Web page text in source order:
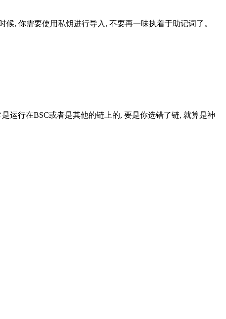
, 你需要使用私钥进行导入, 不要再一味执着于助记词了。
运行在BSC或者是其他的链上的, 要是你选错了链, 就算是神